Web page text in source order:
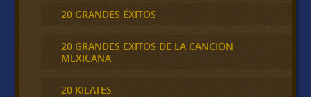
20 GRANDES ÉXITOS
20 GRANDES EXITOS DE LA CANCION
MEXICANA
20 KILATES